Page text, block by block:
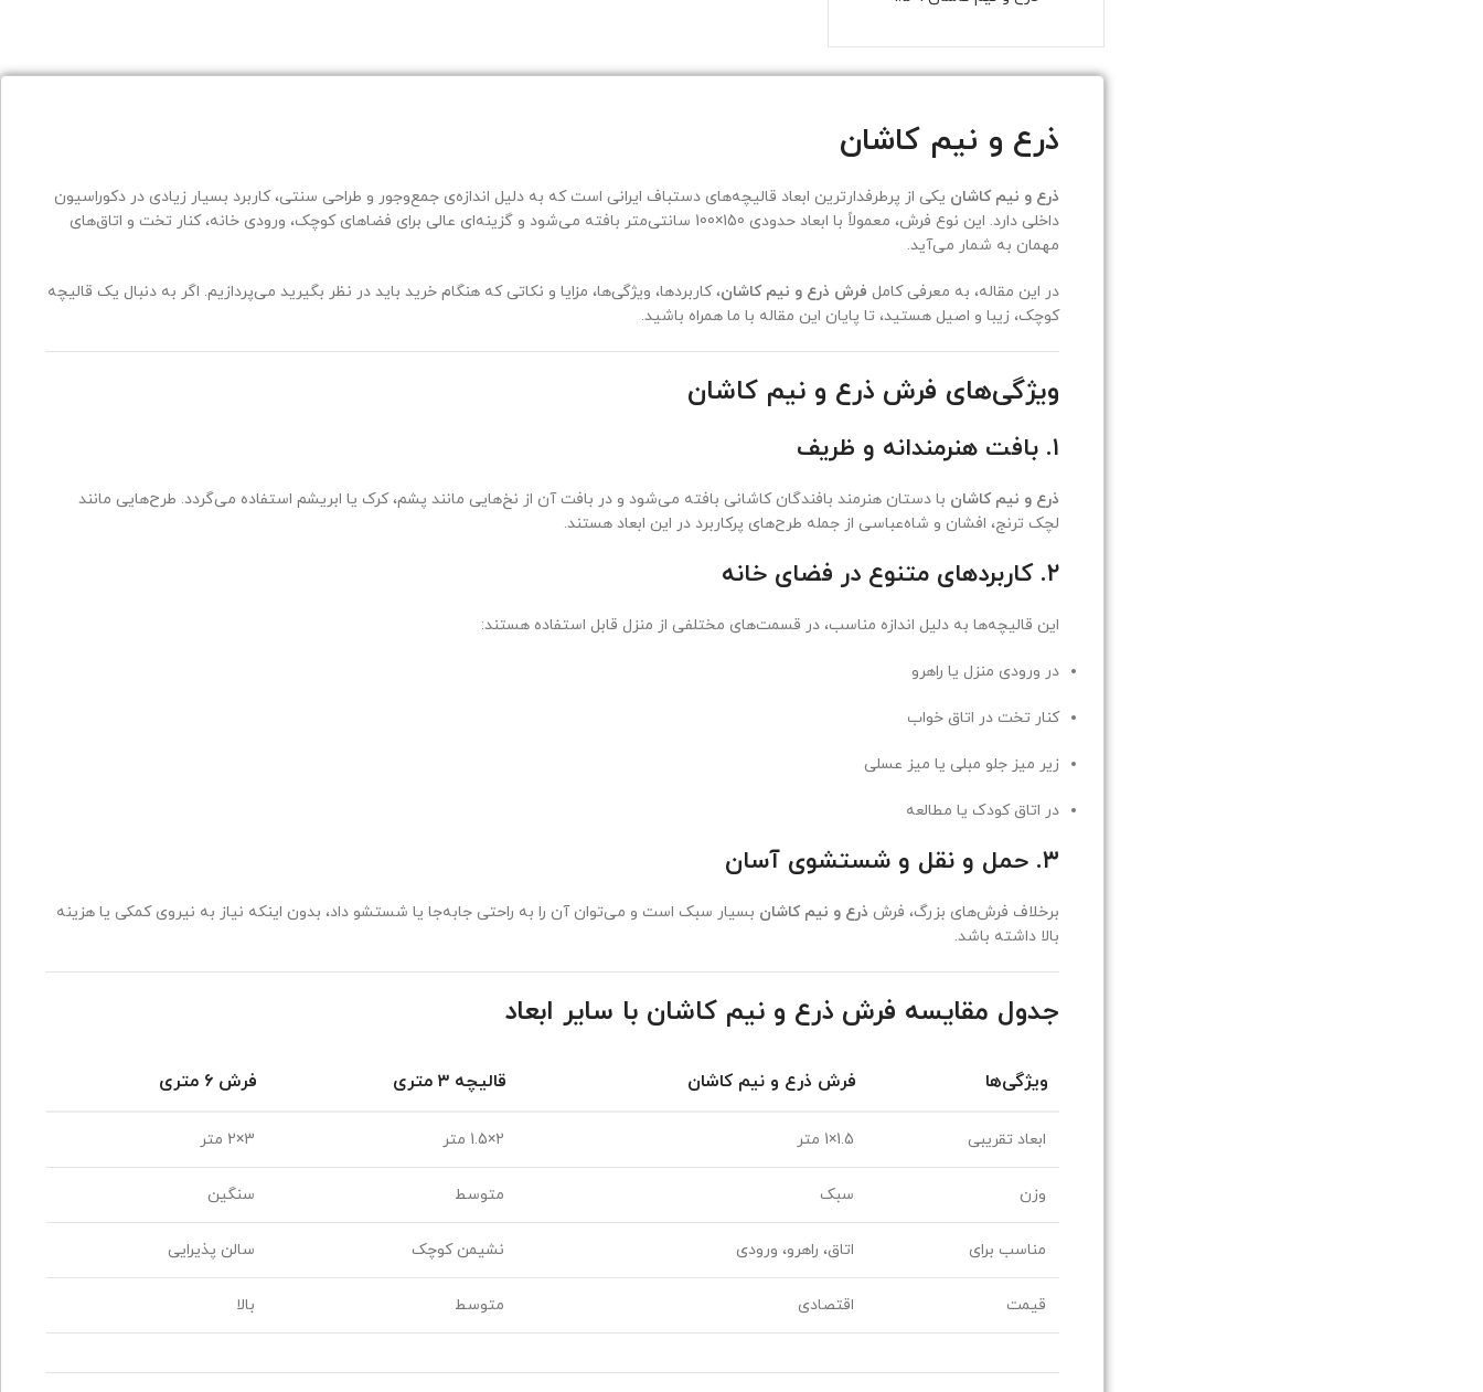
ذرع و نیم کاشان
ذرع و نیم کاشان یکی از پرطرفدارترین ابعاد قالیچه‌های دستباف ایرانی است که به دلیل اندازه‌ی جمع‌وجور و طراحی سنتی، کاربرد بسیار زیادی در دکوراسیون
داخلی دارد. این نوع فرش، معمولاً با ابعاد حدودی 150×100 سانتی‌متر بافته می‌شود و گزینه‌ای عالی برای فضاهای کوچک، ورودی خانه، کنار تخت و اتاق‌های
مهمان به شمار می‌آید.
در این مقاله، به معرفی کامل فرش ذرع و نیم کاشان، کاربردها، ویژگی‌ها، مزایا و نکاتی که هنگام خرید باید در نظر بگیرید می‌پردازیم. اگر به دنبال یک قالیچه
کوچک، زیبا و اصیل هستید، تا پایان این مقاله با ما همراه باشید.
ویژگی‌های فرش ذرع و نیم کاشان
۱. بافت هنرمندانه و ظریف
ذرع و نیم کاشان با دستان هنرمند بافندگان کاشانی بافته می‌شود و در بافت آن از نخ‌هایی مانند پشم، کرک یا ابریشم استفاده می‌گردد. طرح‌هایی مانند
لچک ترنج، افشان و شاه‌عباسی از جمله طرح‌های پرکاربرد در این ابعاد هستند.
۲. کاربردهای متنوع در فضای خانه
این قالیچه‌ها به دلیل اندازه مناسب، در قسمت‌های مختلفی از منزل قابل استفاده هستند:
در ورودی منزل یا راهرو
کنار تخت در اتاق خواب
زیر میز جلو مبلی یا میز عسلی
در اتاق کودک یا مطالعه
۳. حمل و نقل و شستشوی آسان
برخلاف فرش‌های بزرگ، فرش ذرع و نیم کاشان بسیار سبک است و می‌توان آن را به راحتی جابه‌جا یا شستشو داد، بدون اینکه نیاز به نیروی کمکی یا هزینه
بالا داشته باشد.
جدول مقایسه فرش ذرع و نیم کاشان با سایر ابعاد
ویژگی‌ها فرش ذرع و نیم کاشان قالیچه ۳ متری فرش ۶ متری
ابعاد تقریبی 1.5×1 متر 2×1.5 متر 3×2 متر
وزن سبک متوسط سنگین
مناسب برای اتاق، راهرو، ورودی نشیمن کوچک سالن پذیرایی
قیمت اقتصادی متوسط بالا